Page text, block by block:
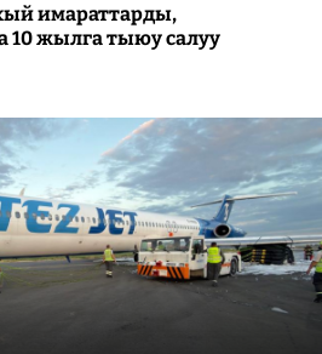
имараттарды,
10 жылга тыюу салуу